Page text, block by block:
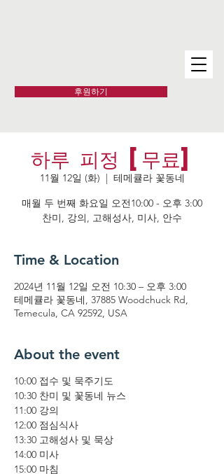
후원하기
하루 피정 [무료]
11월 12일 (화)
  |
테메큘라 꽃동네
매월 두 번째 화요일 오전10:00 - 오후 3:00
찬미, 강의, 고해성사, 미사, 안수
Time & Location
2024년 11월 12일 오전 10:30 – 오후 3:00
테메큘라 꽃동네, 37885 Woodchuck Rd,
Temecula, CA 92592, USA
About the event
10:00 접수 및 묵주기도
10:30 찬미 및 꽃동네 뉴스
11:00 강의
12:00 점심식사
13:30 고해성사 및 묵상
14:00 미사
15:00 마침